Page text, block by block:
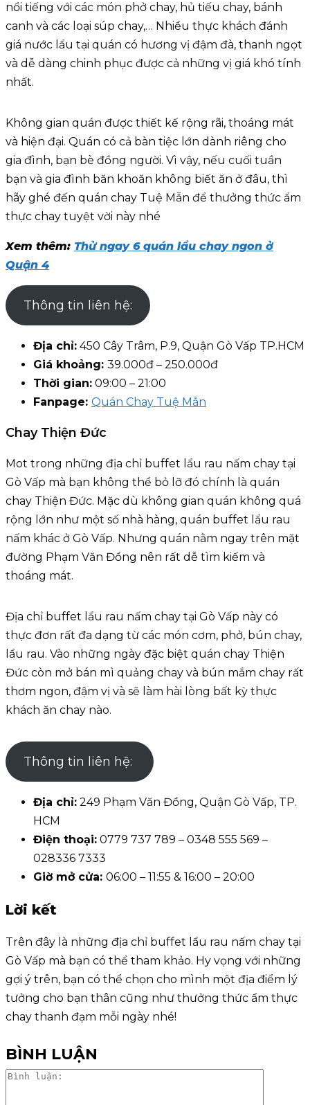
nổi tiếng với các món phở chay, hủ tiếu chay, bánh
canh và các loại súp chay,… Nhiều thực khách đánh
giá nước lẩu tại quán có hương vị đậm đà, thanh ngọt
và dễ dàng chinh phục được cả những vị giá khó tính
nhất.
Không gian quán được thiết kế rộng rãi, thoáng mát
và hiện đại. Quán có cả bàn tiệc lớn dành riêng cho
gia đình, bạn bè đồng người. Vì vậy, nếu cuối tuần
bạn và gia đình băn khoăn không biết ăn ở đâu, thì
hãy ghé đến quán chay Tuệ Mẫn để thưởng thức ẩm
thực chay tuyệt vời này nhé
Xem thêm: Thử ngay 6 quán lẩu chay ngon ở
Quận 4
Thông tin liên hệ:
Địa chỉ: 450 Cây Trâm, P.9, Quận Gò Vấp TP.HCM
Giá khoảng: 39.000đ – 250.000đ
Thời gian: 09:00 – 21:00
Fanpage: Quán Chay Tuệ Mẫn
Chay Thiện Đức
Mot trong những địa chỉ buffet lẩu rau nấm chay tại
Gò Vấp mà bạn không thể bỏ lỡ đó chính là quán
chay Thiện Đức. Mặc dù không gian quán không quá
rộng lớn như một số nhà hàng, quán buffet lẩu rau
nấm khác ở Gò Vấp. Nhưng quán nằm ngay trên mặt
đường Phạm Văn Đồng nên rất dễ tìm kiếm và
thoáng mát.
Địa chỉ buffet lẩu rau nấm chay tại Gò Vấp này có
thực đơn rất đa dạng từ các món cơm, phở, bún chay,
lẩu rau. Vào những ngày đặc biệt quán chay Thiện
Đức còn mở bán mì quảng chay và bún mắm chay rất
thơm ngon, đậm vị và sẽ làm hài lòng bất kỳ thực
khách ăn chay nào.
Thông tin liên hệ:
Địa chỉ: 249 Phạm Văn Đồng, Quận Gò Vấp, TP.
HCM
Điện thoại: 0779 737 789 – 0348 555 569 –
028336 7333
Giờ mở cửa: 06:00 – 11:55 & 16:00 – 20:00
Lời kết
Trên đây là những địa chỉ buffet lẩu rau nấm chay tại
Gò Vấp mà bạn có thể tham khảo. Hy vọng với những
gợi ý trên, bạn có thể chọn cho mình một địa điểm lý
tưởng cho bạn thân cũng như thưởng thức ẩm thực
chay thanh đạm mỗi ngày nhé!
BÌNH LUẬN